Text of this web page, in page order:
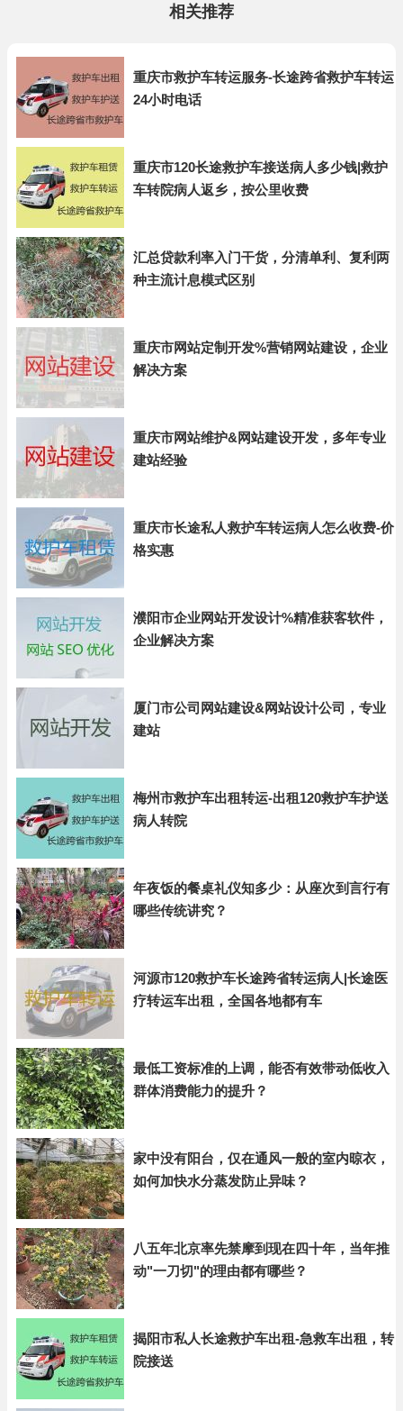
相关推荐
重庆市救护车转运服务-长途跨省救护车转运
24小时电话
重庆市120长途救护车接送病人多少钱|救护
车转院病人返乡，按公里收费
汇总贷款利率入门干货，分清单利、复利两
种主流计息模式区别
重庆市网站定制开发%营销网站建设，企业
解决方案
重庆市网站维护&网站建设开发，多年专业
建站经验
重庆市长途私人救护车转运病人怎么收费-价
格实惠
濮阳市企业网站开发设计%精准获客软件，
企业解决方案
厦门市公司网站建设&网站设计公司，专业
建站
梅州市救护车出租转运-出租120救护车护送
病人转院
年夜饭的餐桌礼仪知多少：从座次到言行有
哪些传统讲究？
河源市120救护车长途跨省转运病人|长途医
疗转运车出租，全国各地都有车
最低工资标准的上调，能否有效带动低收入
群体消费能力的提升？
家中没有阳台，仅在通风一般的室内晾衣，
如何加快水分蒸发防止异味？
八五年北京率先禁摩到现在四十年，当年推
动"一刀切"的理由都有哪些？
揭阳市私人长途救护车出租-急救车出租，转
院接送